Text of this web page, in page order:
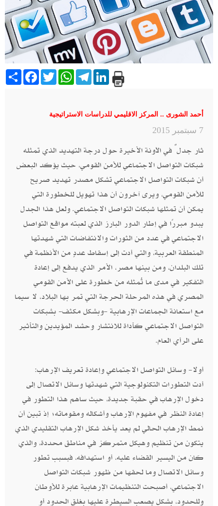
Share Facebook
TwitterWhatsAppTelegramLinkedIn
أحمد الشورى .. المركز الاقليمي للدراسات الاستراتيجية
7 سبتمبر 2015
ثار جدلٌ في الآونة الأخيرة حول درجة التهديد الذي تمثله
شبكات التواصل الاجتماعي للأمن القومي، حيث يؤكد البعض
أن شبكات التواصل الاجتماعي تشكل مصدر تهديد صريح
للأمن القومي، ويرى آخرون أن هذا تهويل للخطورة التي
يمكن أن تمثلها شبكات التواصل الاجتماعي. ولعل هذا الجدل
يبدو مبررًا في إطار الدور البارز الذي لعبته مواقع التواصل
الاجتماعي في عدد من الثورات والانتفاضات التي شهدتها
المنطقة العربية، والتي أدت إلى إسقاط عددٍ من الأنظمة في
تلك البلدان، ومن بينها مصر، الأمر الذي يدفع إلى إعادة
التفكير في مدى ما تُمثله من خطورة على الأمن القومي
المصري في هذه المرحلة الحرجة التي تمر بها البلاد، لا سيما
مع استعانة الجماعات الإرهابية -وبشكل مكثف- بشبكات
التواصل الاجتماعي كأداة للانتشار وحشد المؤيدين والتأثير
على الرأي العام.
أولا- وسائل التواصل الاجتماعي وإعادة تعريف الإرهاب:
أدت التطورات التكنولوجية التي شهدتها وسائل الاتصال إلى
دخول الإرهاب في حقبة جديدة، حيث ساهم هذا التطور في
إعادة النظر في مفهوم الإرهاب وأشكاله ومقوماته؛ إذ تبين أن
نمط الإرهاب الحالي لم يعد يأخذ شكل الإرهاب التقليدي الذي
يتكون من تنظيم وهيكل متمركز في مناطق محددة، والذي
كان من اليسير القضاء عليه، أو استهدافه، فبسبب تطور
وسائل الاتصال وما لحقها من ظهور شبكات التواصل
الاجتماعي، أصبحت التنظيمات الإرهابية عابرة للأوطان
وللحدود، بشكل يصعب السيطرة عليها بغلق الحدود أو